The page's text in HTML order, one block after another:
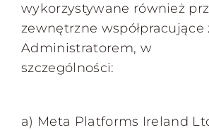
wykorzystywane również
zewnętrzne współpracujące
Administratorem, w
szczególności:
a) Meta Platforms Ireland